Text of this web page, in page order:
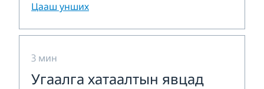
Цааш унших
3 мин
Угаалга хатаалтын явцад